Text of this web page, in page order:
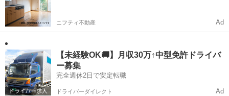
ニフティ不動産 Ad
【未経験OK🚚】月収30万↑中型免許ドライバ
ー募集
完全週休2日で安定転職
ドライバーダイレクト Ad